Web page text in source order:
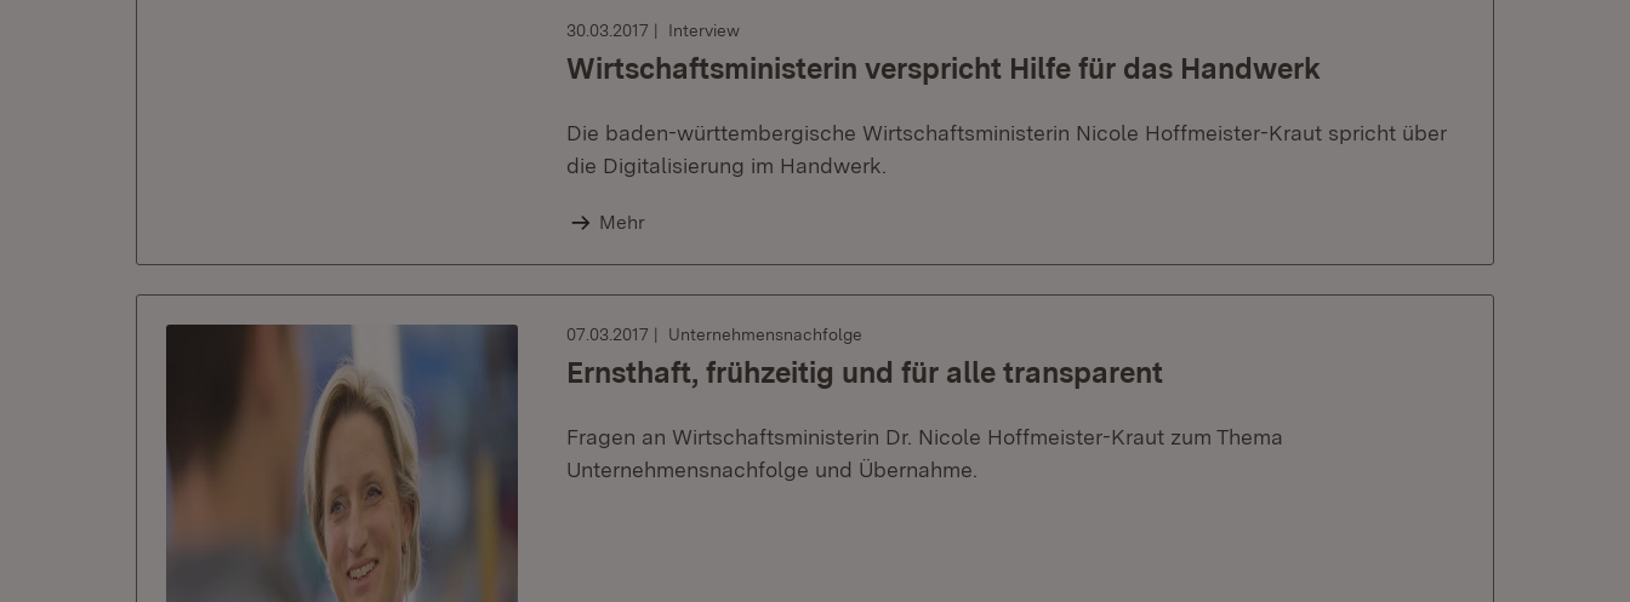
30.03.2017 Interview
Wirtschaftsministerin verspricht Hilfe für das Handwerk
Die baden-württembergische Wirtschaftsministerin Nicole Hoffmeister-Kraut spricht über
die Digitalisierung im Handwerk.
Mehr
07.03.2017 Unternehmensnachfolge
Ernsthaft, frühzeitig und für alle transparent
Fragen an Wirtschaftsministerin Dr. Nicole Hoffmeister-Kraut zum Thema
Unternehmensnachfolge und Übernahme.